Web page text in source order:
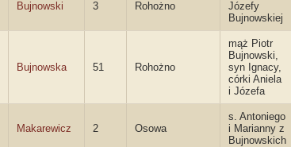
Bujnowski 3 Rohożno
Józefy
Bujnowskiej
Bujnowska 51 Rohożno
mąż Piotr
Bujnowski,
syn Ignacy,
córki Aniela
i Józefa
Makarewicz 2 Osowa
s. Antoniego
i Marianny z
Bujnowskich